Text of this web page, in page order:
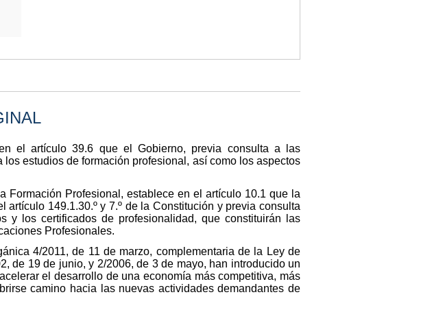
el artículo 39.6 que el Gobierno, previa consulta a las
estudios de formación profesional, así como los aspectos
Formación Profesional, establece en el artículo 10.1 que la
149.1.30.º y 7.º de la Constitución y previa consulta
y los certificados de profesionalidad, que constituirán las
Profesionales.
4/2011, de 11 de marzo, complementaria de la Ley de
de 19 de junio, y 2/2006, de 3 de mayo, han introducido un
el desarrollo de una economía más competitiva, más
camino hacia las nuevas actividades demandantes de